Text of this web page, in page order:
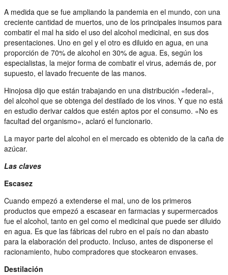
A medida que se fue ampliando la pandemia en el mundo, con una
creciente cantidad de muertos, uno de los principales insumos para
combatir el mal ha sido el uso del alcohol medicinal, en sus dos
presentaciones. Uno en gel y el otro es diluido en agua, en una
proporción de 70% de alcohol en 30% de agua. Es, según los
especialistas, la mejor forma de combatir el virus, además de, por
supuesto, el lavado frecuente de las manos.
Hinojosa dijo que están trabajando en una distribución «federal»,
del alcohol que se obtenga del destilado de los vinos. Y que no está
en estudio derivar caldos que estén aptos por el consumo. «No es
facultad del organismo», aclaró el funcionario.
La mayor parte del alcohol en el mercado es obtenido de la caña de
azúcar.
Las claves
Escasez
Cuando empezó a extenderse el mal, uno de los primeros
productos que empezó a escasear en farmacias y supermercados
fue el alcohol, tanto en gel como el medicinal que puede ser diluido
en agua. Es que las fábricas del rubro en el país no dan abasto
para la elaboración del producto. Incluso, antes de disponerse el
racionamiento, hubo compradores que stockearon envases.
Destilación